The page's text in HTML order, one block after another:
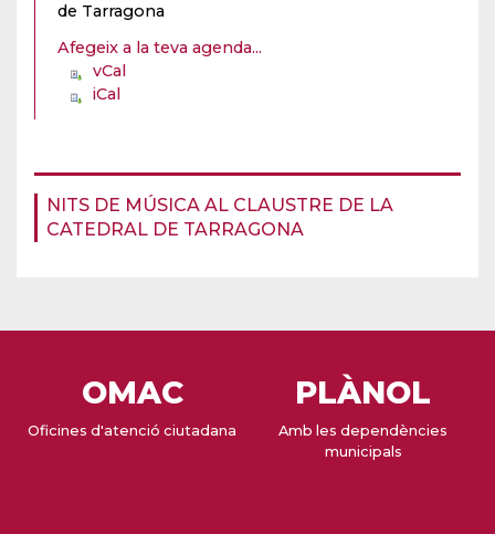
NITS DE MÚSICA AL CLAUSTRE DE LA
CATEDRAL DE TARRAGONA
de Tarragona
Afegeix a la teva agenda...
vCal
iCal
OMAC
Oficines d'atenció ciutadana
PLÀNOL
Amb les dependències
municipals